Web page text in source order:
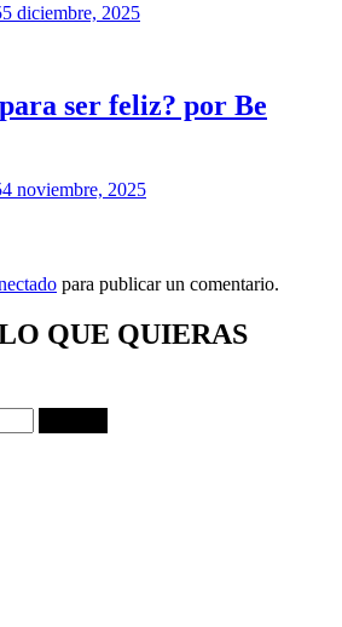
5 diciembre, 2025
ser feliz? por Be
4 noviembre, 2025
para publicar un comentario.
QUE QUIERAS